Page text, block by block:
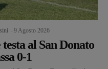
9 Agosto 2026
al San Donato
0-1